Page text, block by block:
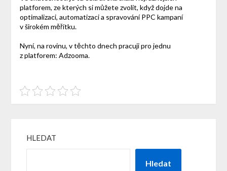
platforem, ze kterých si můžete zvolit, když dojde na
optimalizaci, automatizaci a spravování PPC kampaní
v širokém měřítku.
Nyní, na rovinu, v těchto dnech pracuji pro jednu
z platforem: Adzooma.
HLEDAT
Hledat